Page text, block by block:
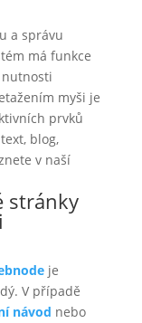
a správu
má funkce
myši je
prvků
blog,
v naší
stránky
je
V případě
návod nebo